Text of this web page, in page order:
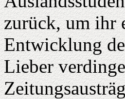
zurück, um ihr
Entwicklung
Lieber